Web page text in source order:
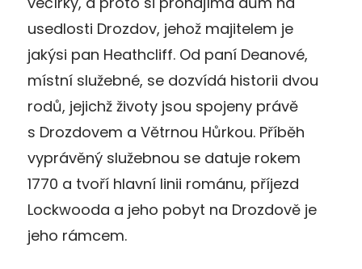
usedlosti Drozdov, jehož majitelem je
jakýsi pan Heathcliff. Od paní Deanové,
místní služebné, se dozvídá historii dvou
rodů, jejichž životy jsou spojeny právě
s Drozdovem a Větrnou Hůrkou. Příběh
vyprávěný služebnou se datuje rokem
1770 a tvoří hlavní linii románu, příjezd
Lockwooda a jeho pobyt na Drozdově je
jeho rámcem.